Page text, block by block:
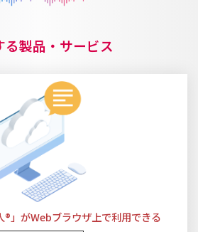
る製品・サービス
®」がWebブラウザ上で利用できる